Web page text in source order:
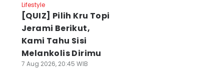
Lifestyle
[QUIZ] Pilih Kru Topi
Jerami Berikut,
Kami Tahu Sisi
Melankolis Dirimu
7 Aug 2026, 20:45 WIB